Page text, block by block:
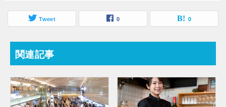
Tweet 0 0
関連記事